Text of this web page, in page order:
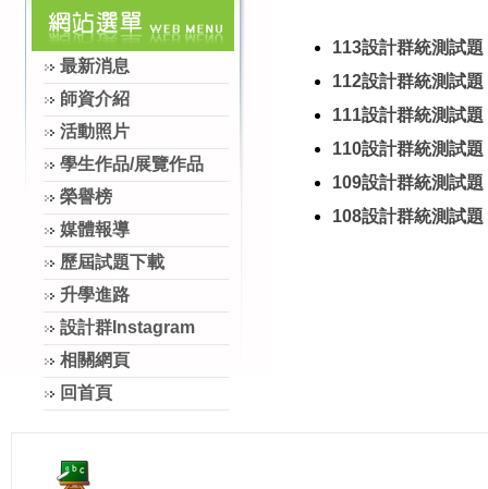
最新消息
師資介紹
活動照片
學生作品/展覽作品
榮譽榜
媒體報導
歷屆試題下載
升學進路
設計群Instagram
相關網頁
回首頁
113設計群統測試題
112設計群統測試題
111設計群統測試題
110設計群統測試題
109設計群統測試題
108設計群統測試題